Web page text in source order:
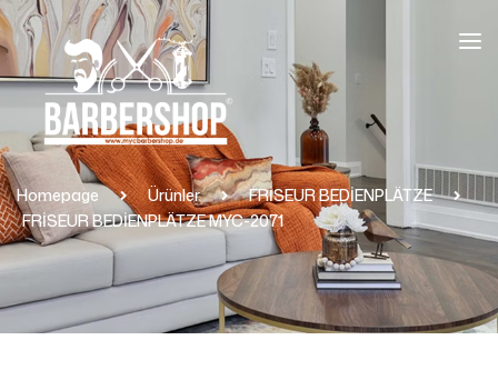
Homepage Ürünler
FRİSEUR BEDİENPLÄTZE
FRİSEUR BEDİENPLÄTZE MYC-2071